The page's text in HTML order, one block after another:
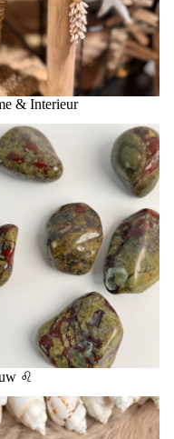
& Interieur
♌️
♌️
producten